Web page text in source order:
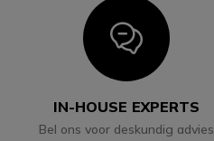
Icon
IN-HOUSE EXPERTS
Bel ons voor deskundig advies